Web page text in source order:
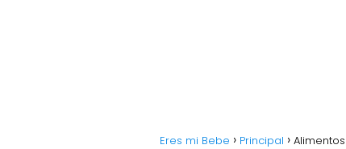
Eres mi Bebe Principal